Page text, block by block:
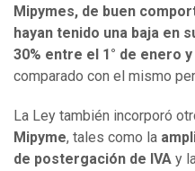
Mipymes, de buen
hayan tenido una baja en
30% entre el 1° de enero
comparado con el mismo
La Ley también incorporó
Mipyme, tales como la
de postergación de IVA y